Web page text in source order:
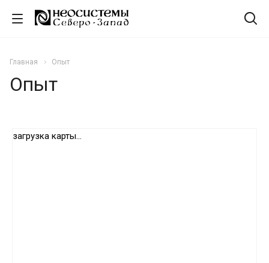
Главная Опыт
Опыт
загрузка карты...